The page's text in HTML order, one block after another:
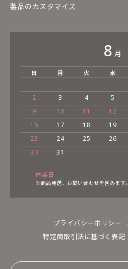
製品のカスタマイズ
8 月
日 月 火 水
2
3 4 5
9
10 11 12
16
17 18 19
23
24 25 26
30
31
休業日
※商品発送、お問い合わせを含みます。
プライバシーポリシー
特定商取引法に基づく表記